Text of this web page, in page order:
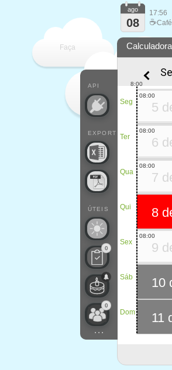
Faça
cada
API
EXPORT
ÚTEIS
0
0
...
ago
08
17:56
☕
Calculadora
Seg
Ter
Qua
Qui
Sex
Sáb
Dom
8:00
5
08:00
6
08:00
7
08:00
8
9
08:00
10
11